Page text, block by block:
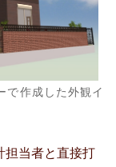
作成した外観イ
担当者と直接打